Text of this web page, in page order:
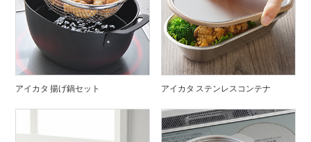
アイカタ 揚げ鍋セット アイカタ ステンレスコンテナ